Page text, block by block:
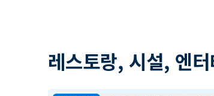
레스토랑, 시설, 엔